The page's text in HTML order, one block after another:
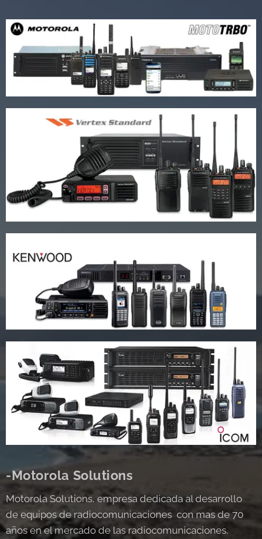
-Motorola Solutions
Motorola Solutions, empresa dedicada al desarrollo
de equipos de radiocomunicaciones con mas de 70
años en el mercado de las radiocomunicaciones.